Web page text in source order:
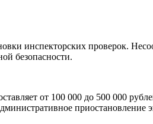
инспекторских проверок.
безопасности.
от 100 000 до 500 000
приостановление